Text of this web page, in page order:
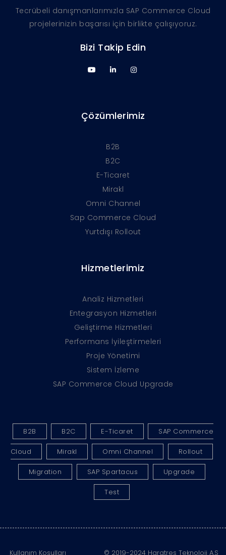
Tecrübeli danışmanlarımızla SAP Commerce Cloud
projelerinizin başarısı için birlikte çalışıyoruz.
Bizi Takip Edin
Çözümlerimiz
B2B
B2C
E-Ticaret
Mirakl
Omni Channel
Sap Commerce Cloud
Yurtdışı Rollout
Hizmetlerimiz
Analiz Hizmetleri
Entegrasyon Hizmetleri
Geliştirme Hizmetleri
Performans İyileştirmeleri
Proje Yönetimi
Sistem İzleme
SAP Commerce Cloud Upgrade
B2B B2C E-Ticaret SAP Commerce
Cloud Mirakl Omni Channel Rollout
Migration SAP Spartacus Upgrade
Test
Kullanım Koşulları © 2019-2024 Haratres Teknoloji A.Ş